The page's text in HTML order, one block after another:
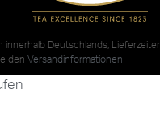
innerhalb Deutschlands,
den Versandinformationen